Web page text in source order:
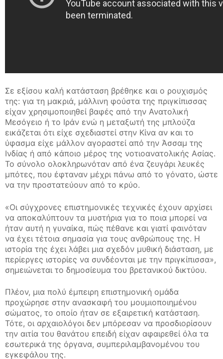
Σε εξίσου καλή κατάσταση βρέθηκε και ο ρουχισμός
της: για τη μακριά, μάλλινη φούστα της πριγκίπισσας
είχαν χρησιμοποιηθεί βαφές από την Ανατολική
Μεσόγειο ή το Ιράν ενώ η μεταξωτή της μπλούζα
εικάζεται ότι είχε σχεδιαστεί στην Κίνα αν και το
ύφασμα είχε μάλλον αγοραστεί από την Άσσαμ της
Ινδίας ή από κάποιο μέρος της νοτιοανατολικής Ασίας.
Το σύνολο ολοκληρωνόταν από ένα ζευγάρι λευκές
μπότες, που έφταναν μέχρι πάνω από το γόνατο, ώστε
να την προστατεύουν από το κρύο.
«Οι σύγχρονες επιστημονικές τεχνικές έχουν αρχίσει
να αποκαλύπτουν τα μυστήρια για το ποια μπορεί να
ήταν αυτή η γυναίκα, πώς πέθανε και γιατί φαινόταν
να έχει τέτοια σημασία για τους ανθρώπους της. H
ιστορία της έχει λάβει μια σχεδόν μυθική διάσταση, με
περίεργες ιστορίες να συνδέονται με την πριγκίπισσα»,
σημειώνεται το δημοσίευμα του βρετανικού δικτύου.
Πλέον, μια πολύ έμπειρη επιστημονική ομάδα
προχώρησε στην ανασκαφή του μουμιοποιημένου
σώματος, το οποίο ήταν σε εξαιρετική κατάσταση.
Τότε, οι αρχαιολόγοι δεν μπόρεσαν να προσδιορίσουν
την αιτία του θανάτου επειδή είχαν αφαιρεθεί όλα τα
εσωτερικά της όργανα, συμπεριλαμβανομένου του
εγκεφάλου της.